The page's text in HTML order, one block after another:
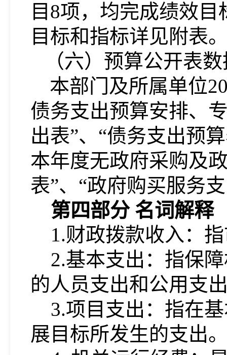
目8项，均完成绩效
目标和指标详见附表
（六）预算公开表
本部门及所属单位
债务支出预算安排、
出表”、“债务支出预
本年度无政府采购及
表”、“政府购买服务
第四部分 名词解释
1.财政拨款收入：
2.基本支出：指保
的人员支出和公用支
3.项目支出：指在
展目标所发生的支出